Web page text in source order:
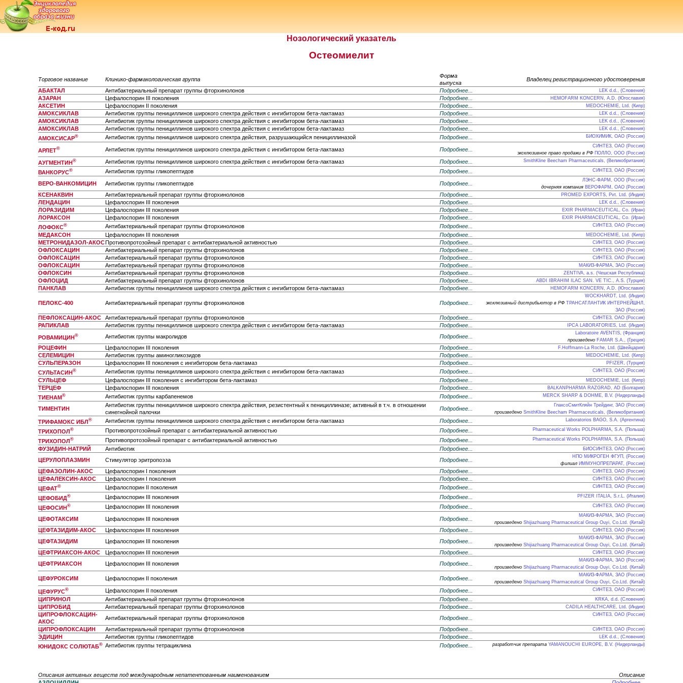
Нозологический указатель
Остеомиелит
Торговое название Клинико-фармакологическая группа
Форма
выпуска
Владелец регистрационного удостоверения
АБАКТАЛ
Антибактериальный препарат группы фторхинолонов Подробнее... LEK d.d., (Словения)
АЗАРАН Цефалоспорин III поколения Подробнее... HEMOFARM KONCERN, A.D. (Югославия)
АКСЕТИН Цефалоспорин II поколения Подробнее... MEDOCHEMIE, Ltd. (Кипр)
АМОКСИКЛАВ Антибиотик группы пенициллинов широкого спектра действия с ингибитором бета-лактамаз Подробнее... LEK d.d., (Словения)
АМОКСИКЛАВ Антибиотик группы пенициллинов широкого спектра действия с ингибитором бета-лактамаз Подробнее... LEK d.d., (Словения)
АМОКСИКЛАВ Антибиотик группы пенициллинов широкого спектра действия с ингибитором бета-лактамаз Подробнее... LEK d.d., (Словения)
АМОКСИСАР® Антибиотик группы пенициллинов широкого спектра действия, разрушающийся пенициллиназой Подробнее... БИОХИМИК, ОАО (Россия)
АРЛЕТ® Антибиотик группы пенициллинов широкого спектра действия с ингибитором бета-лактамаз Подробнее...
СИНТЕЗ, ОАО (Россия)
эксклюзивное право продажи в РФ ПОЛЛО, ООО (Россия)
АУГМЕНТИН® Антибиотик группы пенициллинов широкого спектра действия с ингибитором бета-лактамаз Подробнее... SmithKline Beecham Pharmaceuticals, (Великобритания)
ВАНКОРУС® Антибиотик группы гликопептидов Подробнее... СИНТЕЗ, ОАО (Россия)
ВЕРО-ВАНКОМИЦИН Антибиотик группы гликопептидов Подробнее...
ЛЭНС-ФАРМ, ООО (Россия)
дочерняя компания ВЕРОФАРМ, ОАО (Россия)
КСЕНАКВИН Антибактериальный препарат группы фторхинолонов Подробнее... PROMED EXPORTS, Pvt. Ltd. (Индия)
ЛЕНДАЦИН Цефалоспорин III поколения Подробнее... LEK d.d., (Словения)
ЛОРАЗИДИМ Цефалоспорин III поколения Подробнее... EXIR PHARMACEUTICAL, Co. (Иран)
ЛОРАКСОН Цефалоспорин III поколения Подробнее... EXIR PHARMACEUTICAL, Co. (Иран)
ЛОФОКС® Антибактериальный препарат группы фторхинолонов Подробнее... СИНТЕЗ, ОАО (Россия)
МЕДАКСОН Цефалоспорин III поколения Подробнее... MEDOCHEMIE, Ltd. (Кипр)
МЕТРОНИДАЗОЛ-АКОСПротивопротозойный препарат с антибактериальной активностью Подробнее... СИНТЕЗ, ОАО (Россия)
ОФЛОКСАЦИН Антибактериальный препарат группы фторхинолонов Подробнее... СИНТЕЗ, ОАО (Россия)
ОФЛОКСАЦИН Антибактериальный препарат группы фторхинолонов Подробнее... СИНТЕЗ, ОАО (Россия)
ОФЛОКСАЦИН Антибактериальный препарат группы фторхинолонов Подробнее... МАКИЗ-ФАРМА, ЗАО (Россия)
ОФЛОКСИН Антибактериальный препарат группы фторхинолонов Подробнее... ZENTIVA, a.s. (Чешская Республика)
ОФЛОЦИД Антибактериальный препарат группы фторхинолонов Подробнее... ABDI IBRAHIM ILAC SAN. VE TIC., A.S. (Турция)
ПАНКЛАВ Антибиотик группы пенициллинов широкого спектра действия с ингибитором бета-лактамаз Подробнее... HEMOFARM KONCERN, A.D. (Югославия)
ПЕЛОКС-400 Антибактериальный препарат группы фторхинолонов Подробнее...
WOCKHARDT, Ltd. (Индия)
эксклюзивный дистрибьютор в РФ ТРАНСАТЛАНТИК ИНТЕРНЕЙШНЛ,
ЗАО (Россия)
ПЕФЛОКСАЦИН-АКОС Антибактериальный препарат группы фторхинолонов Подробнее... СИНТЕЗ, ОАО (Россия)
РАПИКЛАВ Антибиотик группы пенициллинов широкого спектра действия с ингибитором бета-лактамаз Подробнее... IPCA LABORATORIES, Ltd. (Индия)
РОВАМИЦИН® Антибиотик группы макролидов Подробнее...
Laboratoire AVENTIS, (Франция)
произведено FAMAR S.A., (Греция)
РОЦЕФИН Цефалоспорин III поколения Подробнее... F.Hoffmann-La Roche, Ltd. (Швейцария)
СЕЛЕМИЦИН Антибиотик группы аминогликозидов Подробнее... MEDOCHEMIE, Ltd. (Кипр)
СУЛЬПЕРАЗОН Цефалоспорин III поколения с ингибитором бета-лактамаз Подробнее... PFIZER, (Турция)
СУЛЬТАСИН® Антибиотик группы пенициллинов широкого спектра действия с ингибитором бета-лактамаз Подробнее... СИНТЕЗ, ОАО (Россия)
СУЛЬЦЕФ Цефалоспорин III поколения с ингибитором бета-лактамаз Подробнее... MEDOCHEMIE, Ltd. (Кипр)
ТЕРЦЕФ Цефалоспорин III поколения Подробнее... BALKANPHARMA RAZGRAD, AD (Болгария)
ТИЕНАМ® Антибиотик группы карбапенемов Подробнее... MERCK SHARP & DOHME, B.V. (Нидерланды)
ТИМЕНТИН
Антибиотик группы пенициллинов широкого спектра действия, резистентный к пенициллиназе; активный в т.ч. в отношении
синегнойной палочки
Подробнее...
ГлаксоСмитКляйн Трейдинг, ЗАО (Россия)
произведено SmithKline Beecham Pharmaceuticals, (Великобритания)
ТРИФАМОКС ИБЛ® Антибиотик группы пенициллинов широкого спектра действия с ингибитором бета-лактамаз Подробнее... Laboratorios BAGO, S.A. (Аргентина)
ТРИХОПОЛ® Противопротозойный препарат с антибактериальной активностью Подробнее... Pharmaceutical Works POLPHARMA, S.A. (Польша)
ТРИХОПОЛ® Противопротозойный препарат с антибактериальной активностью Подробнее... Pharmaceutical Works POLPHARMA, S.A. (Польша)
ФУЗИДИН-НАТРИЙ Антибиотик Подробнее... БИОСИНТЕЗ, ОАО (Россия)
ЦЕРУЛОПЛАЗМИН Стимулятор эритропоэза Подробнее...
НПО МИКРОГЕН ФГУП, (Россия)
филиал ИММУНОПРЕПАРАТ, (Россия)
ЦЕФАЗОЛИН-АКОС Цефалоспорин I поколения Подробнее... СИНТЕЗ, ОАО (Россия)
ЦЕФАЛЕКСИН-АКОС Цефалоспорин I поколения Подробнее... СИНТЕЗ, ОАО (Россия)
ЦЕФАТ® Цефалоспорин II поколения Подробнее... СИНТЕЗ, ОАО (Россия)
ЦЕФОБИД® Цефалоспорин III поколения Подробнее... PFIZER ITALIA, S.r.L. (Италия)
ЦЕФОСИН® Цефалоспорин III поколения Подробнее... СИНТЕЗ, ОАО (Россия)
ЦЕФОТАКСИМ Цефалоспорин III поколения Подробнее...
МАКИЗ-ФАРМА, ЗАО (Россия)
произведено Shijiazhuang Pharmaceutical Group Ouyi, Co.Ltd. (Китай)
ЦЕФТАЗИДИМ-АКОС Цефалоспорин III поколения Подробнее... СИНТЕЗ, ОАО (Россия)
ЦЕФТАЗИДИМ Цефалоспорин III поколения Подробнее...
МАКИЗ-ФАРМА, ЗАО (Россия)
произведено Shijiazhuang Pharmaceutical Group Ouyi, Co.Ltd. (Китай)
ЦЕФТРИАКСОН-АКОС Цефалоспорин III поколения Подробнее... СИНТЕЗ, ОАО (Россия)
ЦЕФТРИАКСОН Цефалоспорин III поколения Подробнее...
МАКИЗ-ФАРМА, ЗАО (Россия)
произведено Shijiazhuang Pharmaceutical Group Ouyi, Co.Ltd. (Китай)
ЦЕФУРОКСИМ Цефалоспорин II поколения Подробнее...
МАКИЗ-ФАРМА, ЗАО (Россия)
произведено Shijiazhuang Pharmaceutical Group Ouyi, Co.Ltd. (Китай)
ЦЕФУРУС® Цефалоспорин II поколения Подробнее... СИНТЕЗ, ОАО (Россия)
ЦИПРИНОЛ Антибактериальный препарат группы фторхинолонов Подробнее... KRKA, d.d. (Словения)
ЦИПРОБИД Антибактериальный препарат группы фторхинолонов Подробнее... CADILA HEALTHCARE, Ltd. (Индия)
ЦИПРОФЛОКСАЦИН-
АКОС
Антибактериальный препарат группы фторхинолонов Подробнее...
СИНТЕЗ, ОАО (Россия)
ЦИПРОФЛОКСАЦИН Антибактериальный препарат группы фторхинолонов Подробнее... СИНТЕЗ, ОАО (Россия)
ЭДИЦИН Антибиотик группы гликопептидов Подробнее... LEK d.d., (Словения)
ЮНИДОКС СОЛЮТАБ® Антибиотик группы тетрациклина Подробнее... разработчик препарата YAMANOUCHI EUROPE, B.V. (Нидерланды)
Описания активных веществ под международным непатентованным наименованием
Описание